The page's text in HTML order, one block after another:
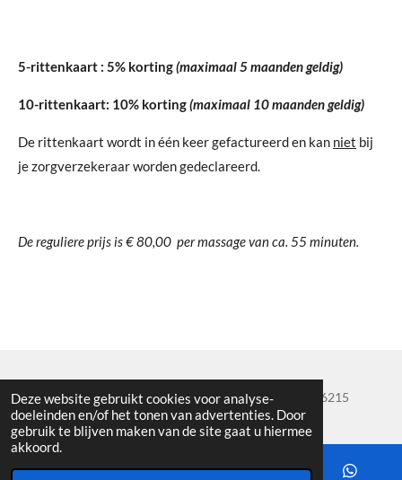
Deze website gebruikt cookies voor analyse-
doeleinden en/of het tonen van advertenties. Door
gebruik te blijven maken van de site gaat u hiermee
akkoord.
5-rittenkaart : 5% korting(maximaal 5 maanden geldig)
10-rittenkaart: 10% korting(maximaal 10 maanden geldig)
De rittenkaart wordt in één keer gefactureerd en kan niet bij
je zorgverzekeraar worden gedeclareerd.
De reguliere prijs is € 80,00 per massage van ca. 55 minuten.
© 2026 Lo-A-Njoe Reflextherapie Tel. + 31 (0)6 - 22156215